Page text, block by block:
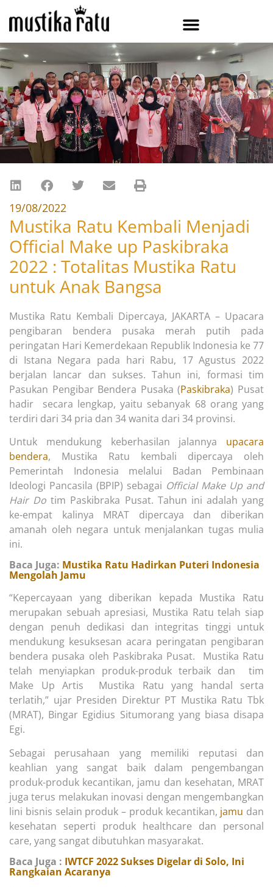
19/08/2022
Mustika Ratu Kembali Menjadi
Official Make up Paskibraka
2022 : Totalitas Mustika Ratu
untuk Anak Bangsa
Mustika Ratu Kembali Dipercaya, JAKARTA – Upacara
pengibaran bendera pusaka merah putih pada
peringatan Hari Kemerdekaan Republik Indonesia ke 77
di Istana Negara pada hari Rabu, 17 Agustus 2022
berjalan lancar dan sukses. Tahun ini, formasi tim
Pasukan Pengibar Bendera Pusaka (Paskibraka) Pusat
hadir secara lengkap, yaitu sebanyak 68 orang yang
terdiri dari 34 pria dan 34 wanita dari 34 provinsi.
Untuk mendukung keberhasilan jalannya upacara
bendera, Mustika Ratu kembali dipercaya oleh
Pemerintah Indonesia melalui Badan Pembinaan
Ideologi Pancasila (BPIP) sebagai Official Make Up and
Hair Do tim Paskibraka Pusat. Tahun ini adalah yang
ke-empat kalinya MRAT dipercaya dan diberikan
amanah oleh negara untuk menjalankan tugas mulia
ini.
Baca Juga: Mustika Ratu Hadirkan Puteri Indonesia
Mengolah Jamu
“Kepercayaan yang diberikan kepada Mustika Ratu
merupakan sebuah apresiasi, Mustika Ratu telah siap
dengan penuh dedikasi dan integritas tinggi untuk
mendukung kesuksesan acara peringatan pengibaran
bendera pusaka oleh Paskibraka Pusat. Mustika Ratu
telah menyiapkan produk-produk terbaik dan tim
Make Up Artis Mustika Ratu yang handal serta
terlatih,” ujar Presiden Direktur PT Mustika Ratu Tbk
(MRAT), Bingar Egidius Situmorang yang biasa disapa
Egi.
Sebagai perusahaan yang memiliki reputasi dan
keahlian yang sangat baik dalam pengembangan
produk-produk kecantikan, jamu dan kesehatan, MRAT
juga terus melakukan inovasi dengan mengembangkan
lini bisnis selain produk – produk kecantikan, jamu dan
kesehatan seperti produk healthcare dan personal
care, yang sangat dibutuhkan masyarakat.
Baca Juga : IWTCF 2022 Sukses Digelar di Solo, Ini
Rangkaian Acaranya